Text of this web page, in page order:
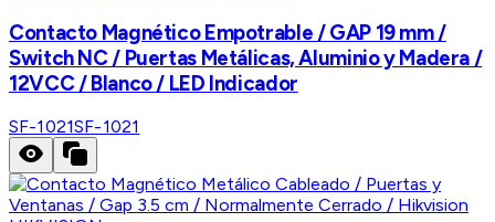
Contacto Magnético Empotrable / GAP 19 mm /
Switch NC / Puertas Metálicas, Aluminio y Madera /
12VCC / Blanco / LED Indicador
SF-1021SF-1021